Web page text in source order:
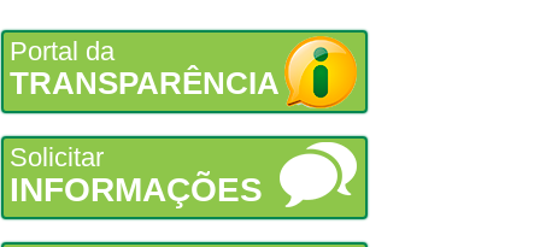
Portal da
TRANSPARÊNCIA
Solicitar
INFORMAÇÕES